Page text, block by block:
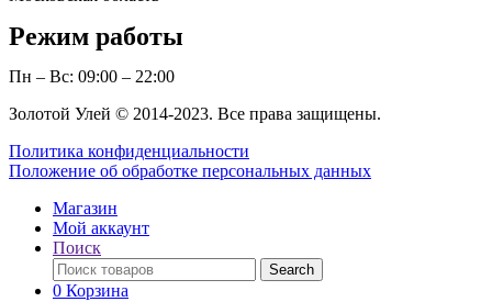
Режим работы
Пн – Вс: 09:00 – 22:00
Золотой Улей © 2014-2023. Все права защищены.
Политика конфиденциальности
Положение об обработке персональных данных
Магазин
Мой аккаунт
Поиск
Поиск
по:
Search
0 Корзина